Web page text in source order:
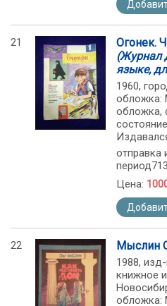
21
Огонек.
(Журнал
языке,
1960,
обложка:
обложка,
отправка
Цена:
22 Мыслин
1988,
книжное
обложка: